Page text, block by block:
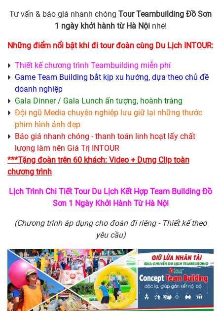
Tư vấn & báo giá nhanh chóng Tour Teambuilding Đồ Sơn
1 ngày khởi hành từ Hà Nộinhé!
Những điểm nổi bật khi đi tour đoàn cùng Du Lịch INTOUR:
Thiết kế chương trình Teambuilding miễn phí
Game Team Building bắt kịp xu hướng, dựa theo chủ đề
doanh nghiệp
Gala Dinner / Gala Lunch ấn tượng, hoành tráng
Đội ngũ Media chuyên nghiệp lưu giữ lại những thước
phim hình ảnh đẹp
Báo giá nhanh chóng - thanh toán linh hoạt lấy chất
lượng làm nên Giá Trị INTOUR
***Tặng đoàn trên 60 khách: Video + Dựng Clip toàn
chương trình
Lịch Trình Chi Tiết Tour Du Lịch Kết Hợp Team Building Đồ
Sơn 1 Ngày Khởi Hành Từ Hà Nội
(Chương trình áp dụng cho đoàn đi riêng - Thiết kế theo
yêu cầu)